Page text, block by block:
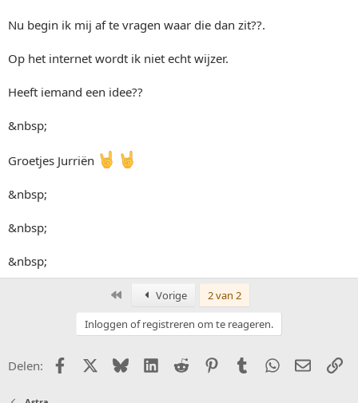
Nu begin ik mij af te vragen waar die dan zit??.
Op het internet wordt ik niet echt wijzer.
Heeft iemand een idee??
&nbsp;
Groetjes Jurriën
&nbsp;
&nbsp;
&nbsp;
Eerste Vorige
2 van 2
Inloggen of registreren om te reageren.
Delen: FacebookX (Twitter)
BlueskyLinkedIn
Reddit PinterestTumblr WhatsApp
E-mail